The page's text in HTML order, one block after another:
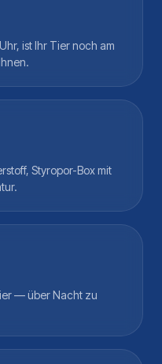
ist Ihr Tier noch am
Styropor-Box mit
— über Nacht zu